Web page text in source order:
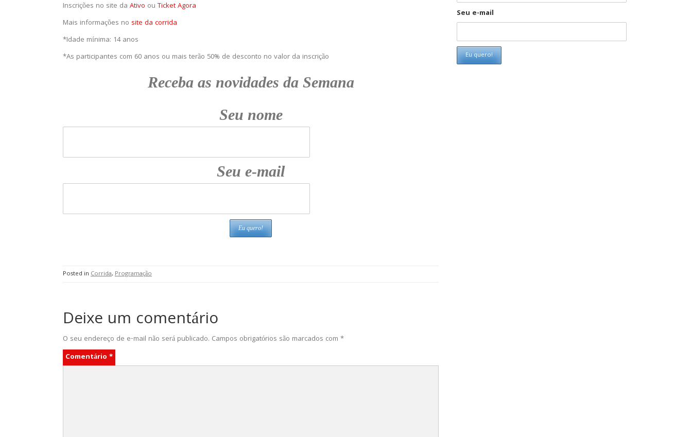
Inscrições no site da Ativo ou Ticket Agora
Mais informações no site da corrida
*Idade mínima: 14 anos
*As participantes com 60 anos ou mais terão 50% de desconto no valor da inscrição
Receba as novidades da Semana
Seu nome
Seu e-mail
Posted in Corrida, Programação
Deixe um comentário
O seu endereço de e-mail não será publicado. Campos obrigatórios são marcados com *
Comentário *
Seu e-mail